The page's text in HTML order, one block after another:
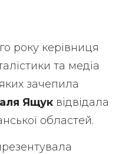
року керівниця
та медіа
зачепила
Ящук відвідала
областей.